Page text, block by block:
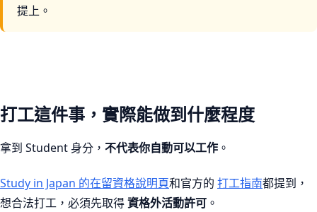
提上。
打工這件事，實際能做到什麼程度
拿到 Student 身分， 不代表你自動可以工作 。
Study in Japan 的在留資格說明頁和官方的 打工指南都提到，
想合法打工，必須先取得資格外活動許可 。